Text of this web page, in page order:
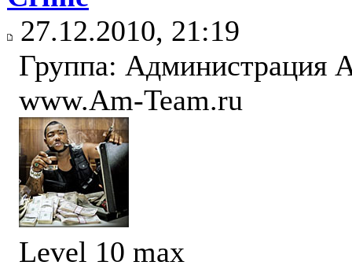
27.12.2010, 21:19
Группа: Администрация
www.Am-Team.ru
Level 10 max